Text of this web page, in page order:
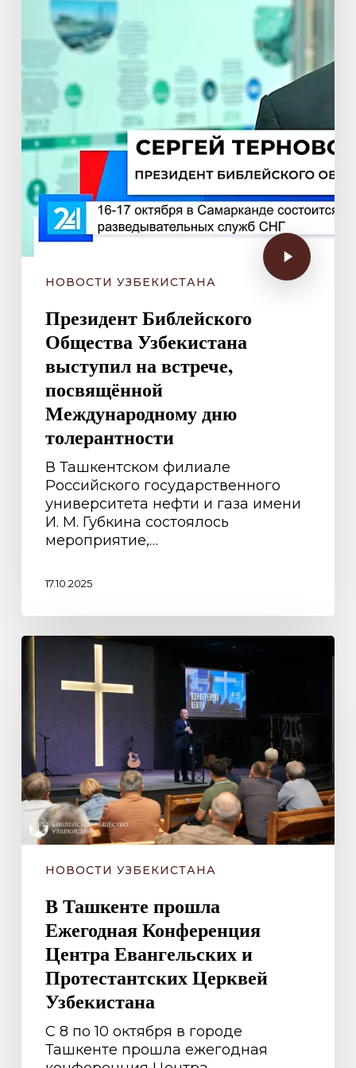
НОВОСТИ УЗБЕКИСТАНА
Президент Библейского
Общества Узбекистана
выступил на встрече,
посвящённой
Международному дню
толерантности
В Ташкентском филиале
Российского государственного
университета нефти и газа имени
И. М. Губкина состоялось
мероприятие,…
17.10.2025
В
прошла
Ежегодная
Конференция
Центра
Евангельских
и
Протестантских
Церквей
Узбекистана
НОВОСТИ УЗБЕКИСТАНА
В Ташкенте прошла
Ежегодная Конференция
Центра Евангельских и
Протестантских Церквей
Узбекистана
С 8 по 10 октября в городе
Ташкенте прошла ежегодная